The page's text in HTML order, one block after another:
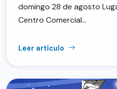
domingo 28 de agosto
Centro Comercial…
Leer artículo